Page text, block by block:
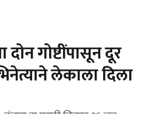
गोष्टींपासून दूर
लेकाला दिला